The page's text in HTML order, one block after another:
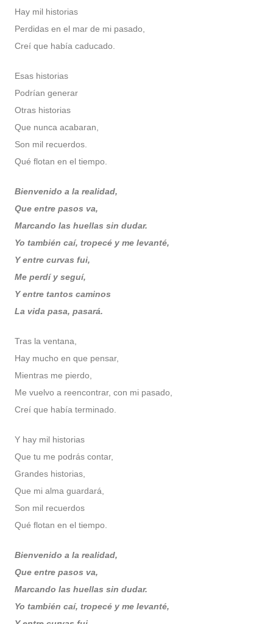
Hay mil historias
Perdidas en el mar de mi pasado,
Creí que había caducado.
Esas historias
Podrían generar
Otras historias
Que nunca acabaran,
Son mil recuerdos.
Qué flotan en el tiempo.
Bienvenido a la realidad,
Que entre pasos va,
Marcando las huellas sin dudar.
Yo también caí, tropecé y me levanté,
Y entre curvas fui,
Me perdí y seguí,
Y entre tantos caminos
La vida pasa, pasará.
Tras la ventana,
Hay mucho en que pensar,
Mientras me pierdo,
Me vuelvo a reencontrar, con mi pasado,
Creí que había terminado.
Y hay mil historias
Que tu me podrás contar,
Grandes historias,
Que mi alma guardará,
Son mil recuerdos
Qué flotan en el tiempo.
Bienvenido a la realidad,
Que entre pasos va,
Marcando las huellas sin dudar.
Yo también caí, tropecé y me levanté,